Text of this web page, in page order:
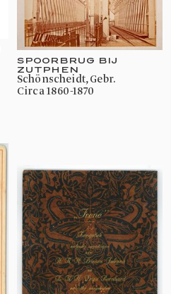
SPOORBRUG BIJ
ZUTPHEN
Schönscheidt, Gebr.
circa 1860-1870